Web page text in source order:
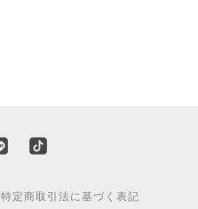
特定商取引法に基づく表記